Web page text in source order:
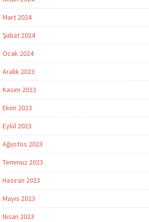
Mart 2024
Şubat 2024
Ocak 2024
Aralık 2023
Kasım 2023
Ekim 2023
Eylül 2023
Ağustos 2023
Temmuz 2023
Haziran 2023
Mayıs 2023
Nisan 2023